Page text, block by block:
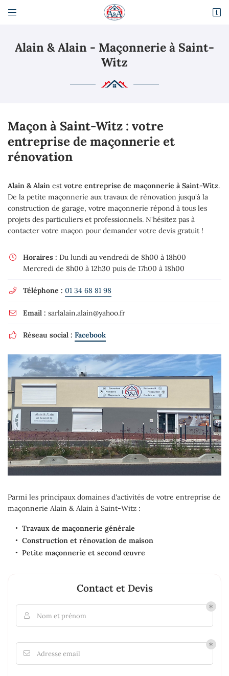


01 34 68 81 98
 Adresse email de réception
l'adresse email indiqué ci-dessus. Vous pouvez vous désinscrire à tout moment en
le formulaire de désinscription
Inscription
Alain & Alain - Maçonnerie à Saint-
Witz
Maçon à Saint-Witz : votre
entreprise de maçonnerie et
rénovation
Alain & Alain est votre entreprise de maçonnerie à Saint-Witz.
De la petite maçonnerie aux travaux de rénovation jusqu'à la
construction de garage, votre maçonnerie répond à tous les
projets des particuliers et professionnels. N'hésitez pas à
contacter votre maçon pour demander votre devis gratuit !
 Horaires : Du lundi au vendredi de 8h00 à 18h00
Mercredi de 8h00 à 12h30 puis de 17h00 à 18h00
 Téléphone : 01 34 68 81 98
 Email : sarlalain.alain@yahoo.fr
 Réseau social : Facebook
Parmi les principaux domaines d'activités de votre entreprise de
maçonnerie Alain & Alain à Saint-Witz :
Travaux de maçonnerie générale
Construction et rénovation de maison
Petite maçonnerie et second œuvre
Contact et Devis
 Nom et prénom
 Adresse email